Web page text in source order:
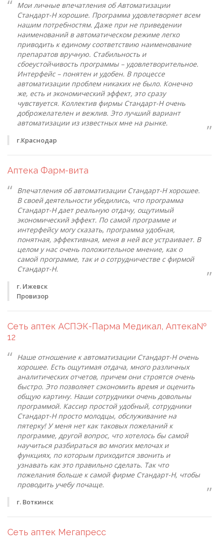
Мои личные впечатления об Автоматизации
Стандарт-Н хорошие. Программа удовлетворяет всем
нашим потребностям. Даже при не приведении
наименований в автоматическом режиме легко
приводить к единому соответствию наименование
препаратов вручную. Стабильность и
сбоеустойчивость программы – удовлетворительное.
Интерфейс – понятен и удобен. В процессе
автоматизации проблем никаких не было. Конечно
же, есть и экономический эффект, это сразу
чувствуется. Коллектив фирмы Стандарт-Н очень
доброжелателен и вежлив. Это лучший вариант
автоматизации из известных мне на рынке.
г.Краснодар
Аптека Фарм-вита
Впечатления об автоматизации Стандарт-Н хорошее.
В своей деятельности убедились, что программа
Стандарт-Н дает реальную отдачу, ощутимый
экономический эффект. По самой программе и
интерфейсу могу сказать, программа удобная,
понятная, эффективная, меня в ней все устраивает. В
целом у нас очень положительное мнение, как о
самой программе, так и о сотрудничестве с фирмой
Стандарт-Н.
г. Ижевск
Провизор
Сеть аптек АСПЭК-Парма Медикал, Аптека№
12
Наше отношение к автоматизации Стандарт-Н очень
хорошее. Есть ощутимая отдача, много различных
аналитических отчетов, причем они строятся очень
быстро. Это позволяет сэкономить время и оценить
общую картину. Наши сотрудники очень довольны
программой. Кассир простой удобный, сотрудники
Стандарт-Н просто молодцы, обслуживание на
пятерку! У меня нет как таковых пожеланий к
программе, другой вопрос, что хотелось бы самой
научиться разбираться во многих мелочах и
функциях, по которым приходится звонить и
узнавать как это правильно сделать. Так что
пожелания больше к самой фирме Стандарт-Н, чтобы
проводить учебу почаще.
г. Воткинск
Сеть аптек Мегапресс